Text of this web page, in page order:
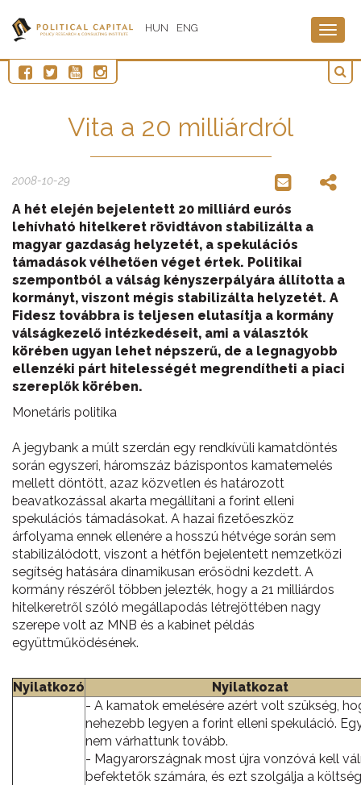
HUN ENG
Vita a 20 milliárdról
2008-10-29
A hét elején bejelentett 20 milliárd eurós
lehívható hitelkeret rövidtávon stabilizálta a
magyar gazdaság helyzetét, a spekulációs
támadások vélhetően véget értek. Politikai
szempontból a válság kényszerpályára állította a
kormányt, viszont mégis stabilizálta helyzetét. A
Fidesz továbbra is teljesen elutasítja a kormány
válságkezelő intézkedéseit, ami a választók
körében ugyan lehet népszerű, de a legnagyobb
ellenzéki párt hitelességét megrendítheti a piaci
szereplők körében.
Monetáris politika
A jegybank a múlt szerdán egy rendkívüli kamatdöntés
során egyszeri, háromszáz bázispontos kamatemelés
mellett döntött, azaz közvetlen és határozott
beavatkozással akarta megállítani a forint elleni
spekulációs támadásokat. A hazai fizetőeszköz
árfolyama ennek ellenére a hosszú hétvége során sem
stabilizálódott, viszont a hétfőn bejelentett nemzetközi
segítség hatására dinamikusan erősödni kezdett. A
kormány részéről többen jelezték, hogy a 21 milliárdos
hitelkeretről szóló megállapodás létrejöttében nagy
szerepe volt az MNB és a kabinet példás
együttműködésének.
Nyilatkozó Nyilatkozat
- A kamatok emelésére azért volt szükség,
nehezebb legyen a forint elleni spekuláció.
nem várhattunk tovább.
- Magyarországnak most újra vonzóvá kell
befektetők számára, és ezt szolgálja a